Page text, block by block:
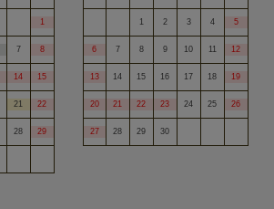
1
7 8
14 15
21 22
28 29
1 2 3 4 5
6 7 8 9 10 11 12
13 14 15 16 17 18 19
20 21 22 23 24 25 26
27 28 29 30